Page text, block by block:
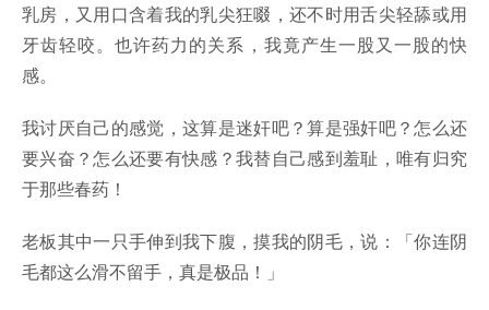
乳房，又用口含着我的乳尖狂啜，还不时用舌尖轻舔或用
牙齿轻咬。也许药力的关系，我竟产生一股又一股的快
感。
我讨厌自己的感觉，这算是迷奸吧？算是强奸吧？怎么还
要兴奋？怎么还要有快感？我替自己感到羞耻，唯有归究
于那些春药！
老板其中一只手伸到我下腹，摸我的阴毛，说：「你连阴
毛都这么滑不留手，真是极品！」